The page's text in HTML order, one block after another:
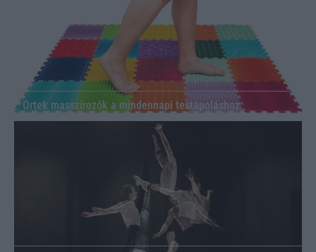
Ortek masszírozók a mindennapi testápoláshoz